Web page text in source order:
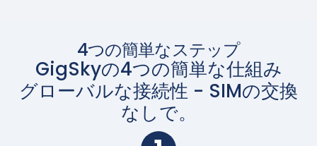
4つの簡単なステップ
GigSkyの4つの簡単な仕組み
グローバルな接続性 - SIMの交換
なしで。